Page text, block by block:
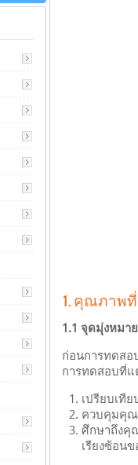
1. คุณภาพ
1.1 จุดมุ่งหมาย
ก่อนการทดสอ
การทดสอบที่แ
เปรียบเที
ควบคุมคุณ
ศึกษาถึงคุ
เรียงซ้อน